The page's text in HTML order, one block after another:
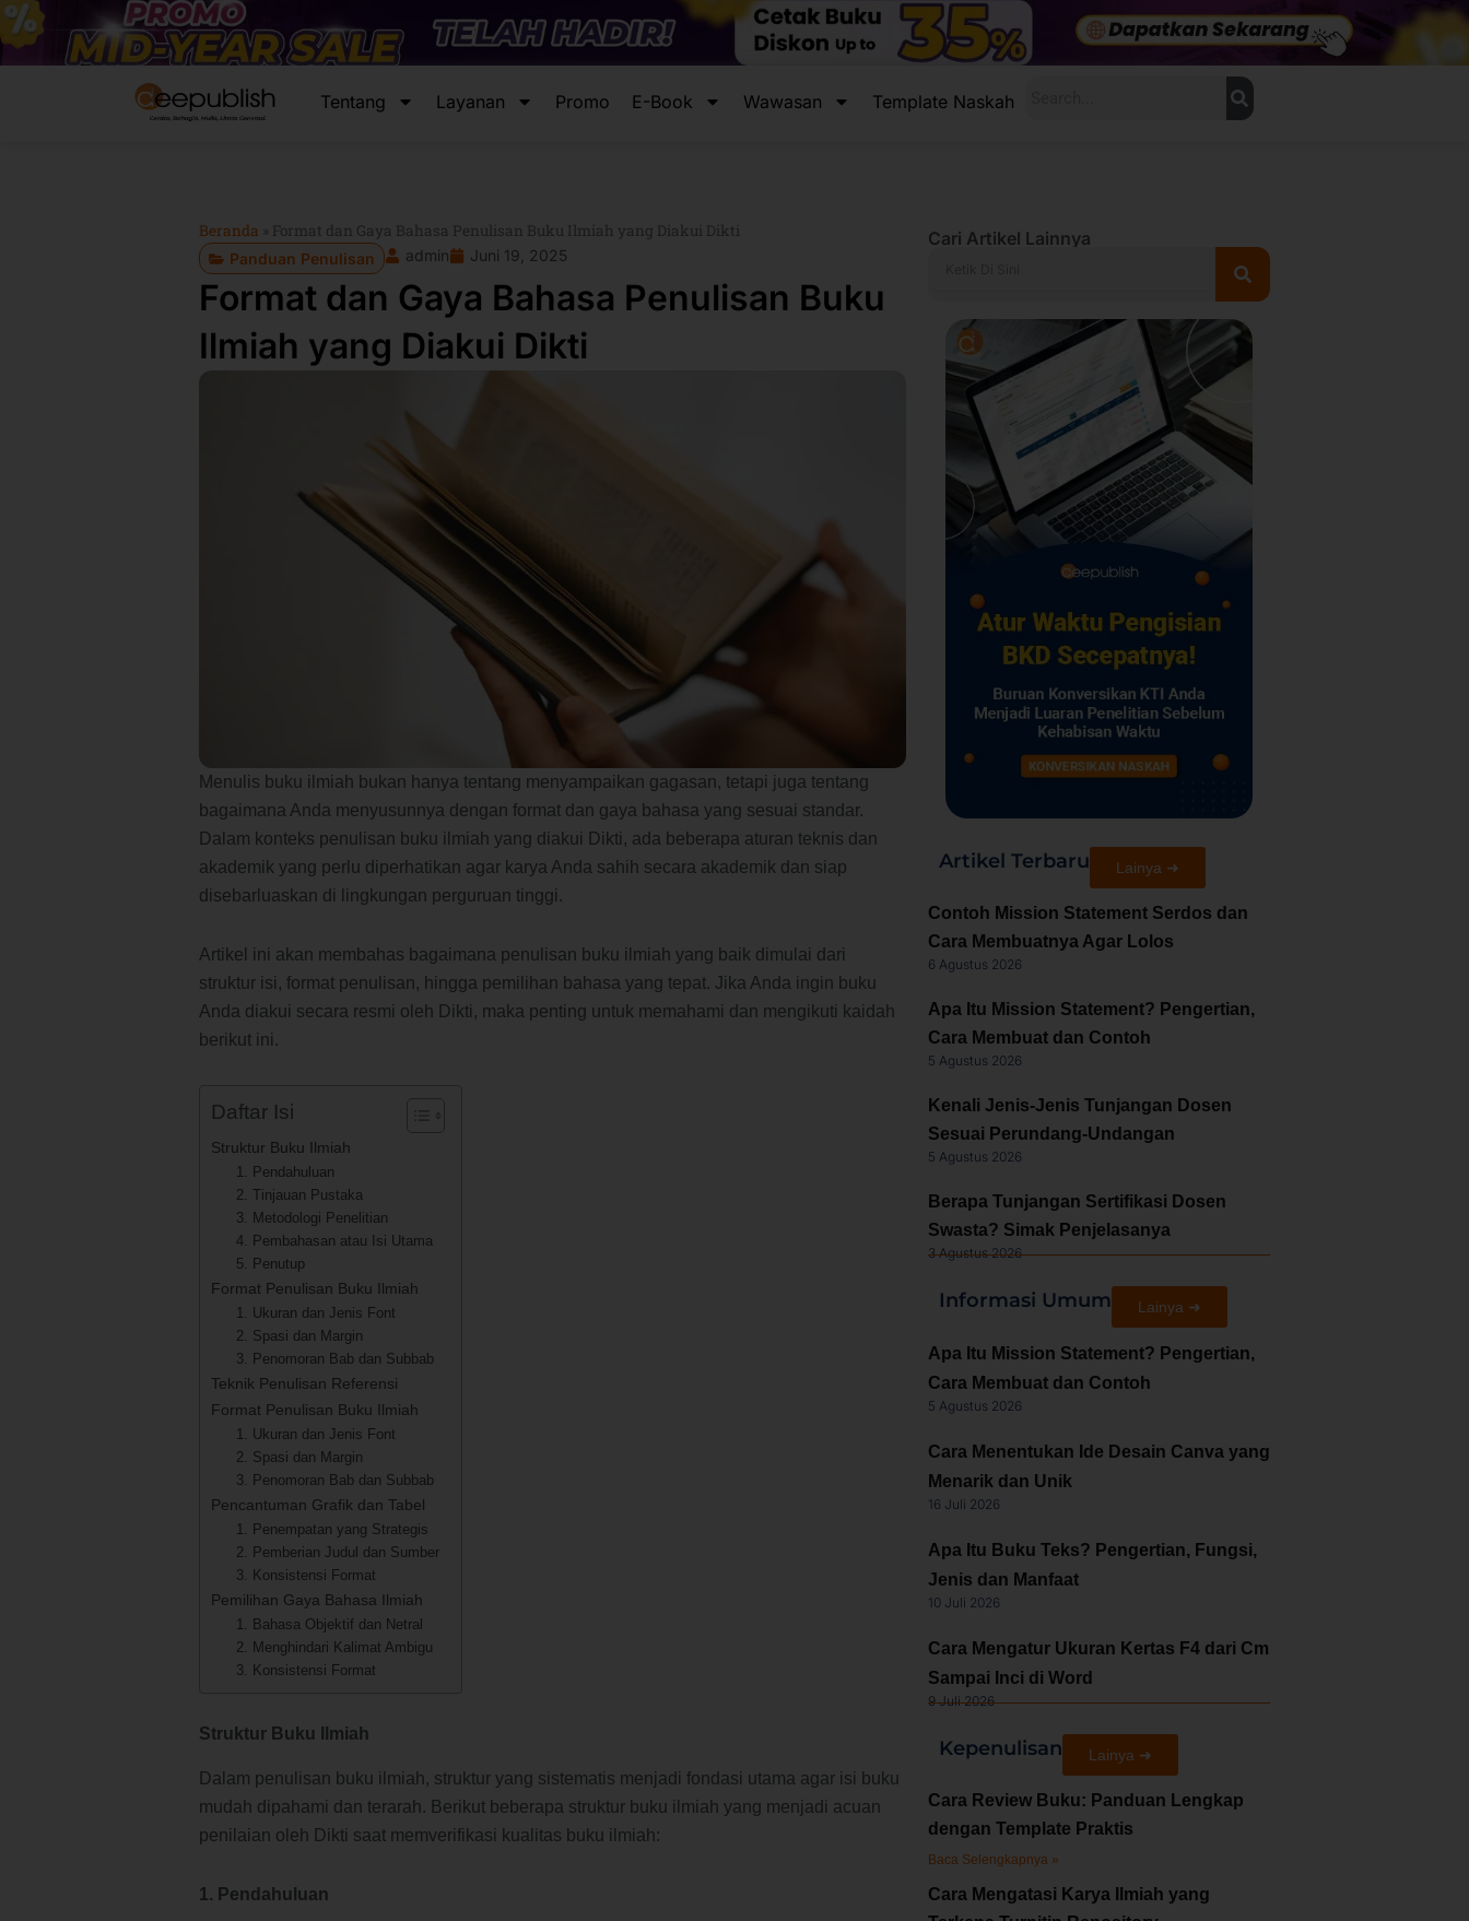
Lewati
ke
konten
Tentang
Layanan Promo E-Book Wawasan Template Naskah
Beranda Format dan Gaya Bahasa Penulisan Buku Ilmiah yang Diakui Dikti
Panduan Penulisan admin Juni 19, 2025
Format dan Gaya Bahasa Penulisan Buku
Ilmiah yang Diakui Dikti
Menulis buku ilmiah bukan hanya tentang menyampaikan gagasan, tetapi juga tentang
bagaimana Anda menyusunnya dengan format dan gaya bahasa yang sesuai standar.
Dalam konteks penulisan buku ilmiah yang diakui Dikti, ada beberapa aturan teknis dan
akademik yang perlu diperhatikan agar karya Anda sahih secara akademik dan siap
disebarluaskan di lingkungan perguruan tinggi.
Artikel ini akan membahas bagaimana penulisan buku ilmiah yang baik dimulai dari
struktur isi, format penulisan, hingga pemilihan bahasa yang tepat. Jika Anda ingin buku
Anda diakui secara resmi oleh Dikti, maka penting untuk memahami dan mengikuti kaidah
berikut ini.
Daftar Isi
Struktur Buku Ilmiah
1. Pendahuluan
2. Tinjauan Pustaka
3. Metodologi Penelitian
4. Pembahasan atau Isi Utama
5. Penutup
Format Penulisan Buku Ilmiah
1. Ukuran dan Jenis Font
2. Spasi dan Margin
3. Penomoran Bab dan Subbab
Teknik Penulisan Referensi
Format Penulisan Buku Ilmiah
1. Ukuran dan Jenis Font
2. Spasi dan Margin
3. Penomoran Bab dan Subbab
Pencantuman Grafik dan Tabel
1. Penempatan yang Strategis
2. Pemberian Judul dan Sumber
3. Konsistensi Format
Pemilihan Gaya Bahasa Ilmiah
1. Bahasa Objektif dan Netral
2. Menghindari Kalimat Ambigu
3. Konsistensi Format
Struktur Buku Ilmiah
Dalam penulisan buku ilmiah, struktur yang sistematis menjadi fondasi utama agar isi buku
mudah dipahami dan terarah. Berikut beberapa struktur buku ilmiah yang menjadi acuan
penilaian oleh Dikti saat memverifikasi kualitas buku ilmiah:
1. Pendahuluan
Cari Artikel Lainnya
Artikel Terbaru Lainya ➜
Contoh Mission Statement Serdos dan
Cara Membuatnya Agar Lolos
6 Agustus 2026
Apa Itu Mission Statement? Pengertian,
Cara Membuat dan Contoh
5 Agustus 2026
Kenali Jenis-Jenis Tunjangan Dosen
Sesuai Perundang-Undangan
5 Agustus 2026
Berapa Tunjangan Sertifikasi Dosen
Swasta? Simak Penjelasanya
3 Agustus 2026
Informasi Umum Lainya ➜
Apa Itu Mission Statement? Pengertian,
Cara Membuat dan Contoh
5 Agustus 2026
Cara Menentukan Ide Desain Canva yang
Menarik dan Unik
16 Juli 2026
Apa Itu Buku Teks? Pengertian, Fungsi,
Jenis dan Manfaat
10 Juli 2026
Cara Mengatur Ukuran Kertas F4 dari Cm
Sampai Inci di Word
9 Juli 2026
Kepenulisan Lainya ➜
Cara Review Buku: Panduan Lengkap
dengan Template Praktis
Baca Selengkapnya »
Cara Mengatasi Karya Ilmiah yang